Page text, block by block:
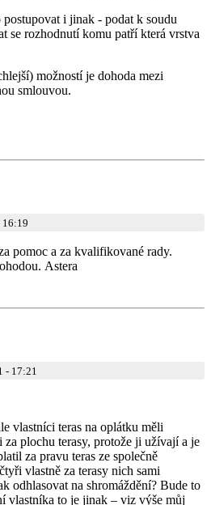
postupovat i jinak - podat k soudu
se rozhodnutí komu patří která vrstva
možností je dohoda mezi
smlouvou.
16:19
pomoc a za kvalifikované rady.
Astera
- 17:21
vlastníci teras na oplátku měli
plochu terasy, protože ji užívají a je
za pravu teras ze společně
vlastně za terasy nich sami
odhlasovat na shromáždění? Bude to
vlastníka to je jinak – viz výše můj